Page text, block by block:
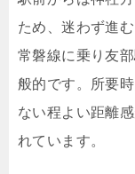
ため、迷わず進
常磐線に乗り友
般的です。所要
ない程よい距離
れています。